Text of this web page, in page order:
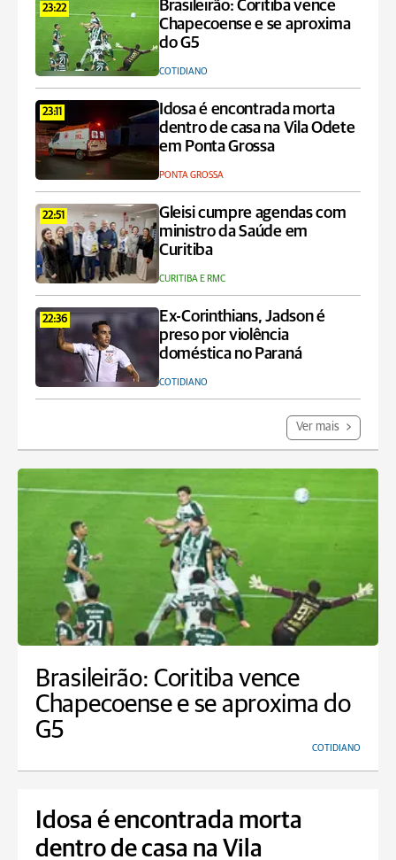
23:22
Brasileirão: Coritiba vence
Chapecoense e se aproxima
do G5
COTIDIANO
23:11
Idosa é encontrada morta
dentro de casa na Vila Odete
em Ponta Grossa
PONTA GROSSA
22:51
Gleisi cumpre agendas com
ministro da Saúde em
Curitiba
CURITIBA E RMC
22:36
Ex-Corinthians, Jadson é
preso por violência
doméstica no Paraná
COTIDIANO
Ver mais
Brasileirão: Coritiba vence
Chapecoense e se aproxima do
G5
COTIDIANO
Idosa é encontrada morta
dentro de casa na Vila